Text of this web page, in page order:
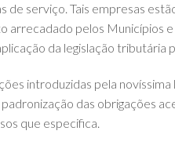
de serviço. Tais empresas
arrecadado pelos Municípios
da legislação tributária
introduzidas pela
das obrigações
que especifica.